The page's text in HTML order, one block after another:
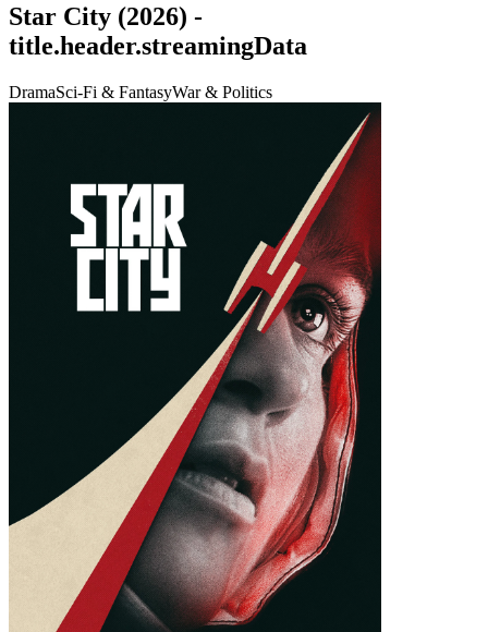
Star City (2026) -
title.header.streamingData
DramaSci-Fi & FantasyWar & Politics